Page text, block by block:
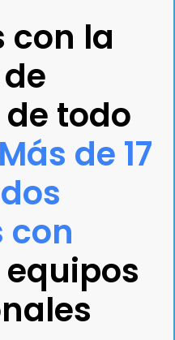
con la
todo
Más de 17
con